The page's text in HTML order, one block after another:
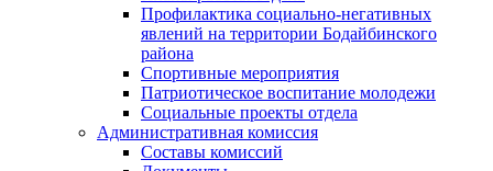
Профилактика социально-негативных
явлений на территории Бодайбинского
района
Спортивные мероприятия
Патриотическое воспитание молодежи
Социальные проекты отдела
Административная комиссия
Составы комиссий